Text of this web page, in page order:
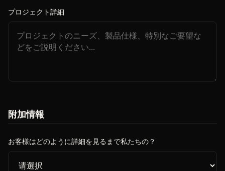
プロジェクト詳細
附加情報
お客様はどのように詳細を見るまで私たちの？